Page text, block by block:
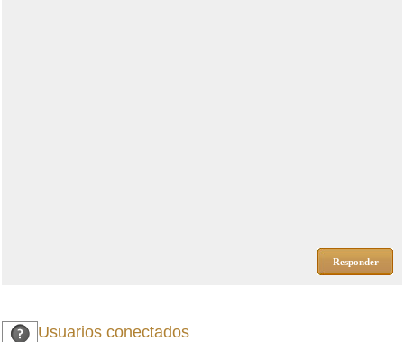
Responder
Usuarios conectados